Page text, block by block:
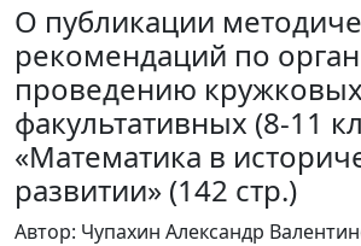
О публикации
рекомендаций по
проведению
факультативных (8-11
«Математика в
развитии» (142 стр.)
Автор: Чупахин Александр